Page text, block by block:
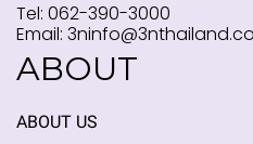
Tel: 062-390-3000
Email:
ABOUT
ABOUT US